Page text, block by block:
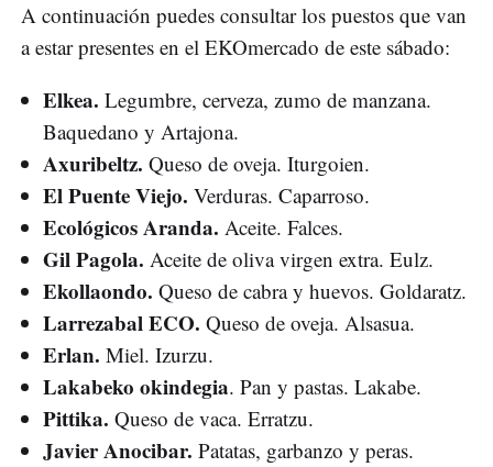
A continuación puedes consultar los puestos que van
a estar presentes en el EKOmercado de este sábado:
Elkea. Legumbre, cerveza, zumo de manzana.
Baquedano y Artajona.
Axuribeltz. Queso de oveja. Iturgoien.
El Puente Viejo. Verduras. Caparroso.
Ecológicos Aranda. Aceite. Falces.
Gil Pagola. Aceite de oliva virgen extra. Eulz.
Ekollaondo. Queso de cabra y huevos. Goldaratz.
Larrezabal ECO. Queso de oveja. Alsasua.
Erlan. Miel. Izurzu.
Lakabeko okindegia. Pan y pastas. Lakabe.
Pittika. Queso de vaca. Erratzu.
Javier Anocibar. Patatas, garbanzo y peras.